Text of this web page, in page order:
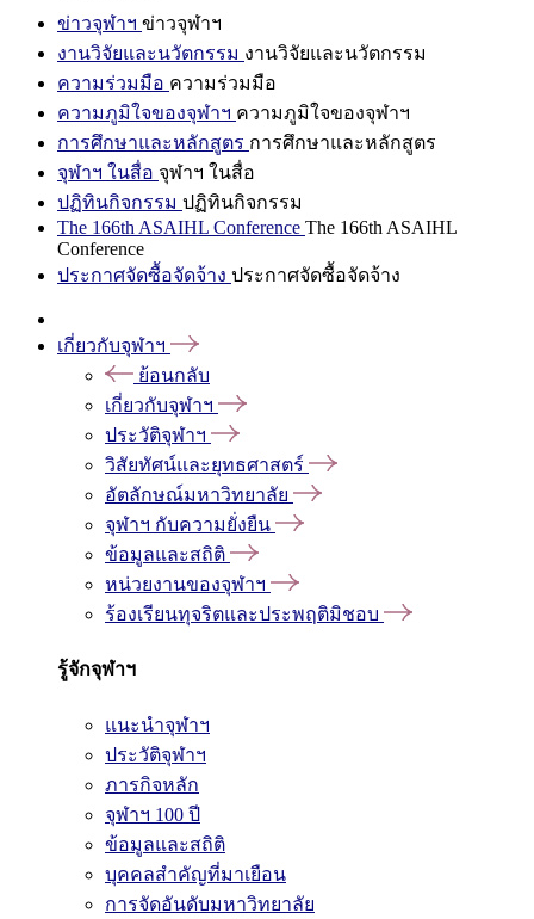
ข่าวจุฬาฯ ข่าวจุฬาฯ
งานวิจัยและนวัตกรรม งานวิจัยและนวัตกรรม
ความร่วมมือ ความร่วมมือ
ความภูมิใจของจุฬาฯ ความภูมิใจของจุฬาฯ
การศึกษาและหลักสูตร การศึกษาและหลักสูตร
จุฬาฯ ในสื่อ จุฬาฯ ในสื่อ
ปฏิทินกิจกรรม ปฏิทินกิจกรรม
The 166th ASAIHL Conference The 166th ASAIHL
Conference
ประกาศจัดซื้อจัดจ้าง ประกาศจัดซื้อจัดจ้าง
เกี่ยวกับจุฬาฯ
ย้อนกลับ
เกี่ยวกับจุฬาฯ
ประวัติจุฬาฯ
วิสัยทัศน์และยุทธศาสตร์
อัตลักษณ์มหาวิทยาลัย
จุฬาฯ กับความยั่งยืน
ข้อมูลและสถิติ
หน่วยงานของจุฬาฯ
ร้องเรียนทุจริตและประพฤติมิชอบ
รู้จักจุฬาฯ
แนะนำจุฬาฯ
ประวัติจุฬาฯ
ภารกิจหลัก
จุฬาฯ 100 ปี
ข้อมูลและสถิติ
บุคคลสำคัญที่มาเยือน
การจัดอันดับมหาวิทยาลัย